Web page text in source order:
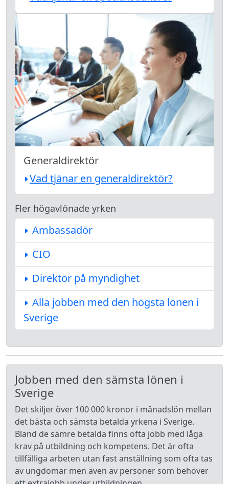
Generaldirektör
Vad tjänar en generaldirektör?
Fler högavlönade yrken
Ambassadör
CIO
Direktör på myndighet
Alla jobben med den högsta lönen i
Sverige
Jobben med den sämsta lönen i
Sverige
Det skiljer över 100 000 kronor i månadslön mellan
det bästa och sämsta betalda yrkena i Sverige.
Bland de sämre betalda finns ofta jobb med låga
krav på utbildning och kompetens. Det är ofta
tillfälliga arbeten utan fast anställning som ofta tas
av ungdomar men även av personer som behöver